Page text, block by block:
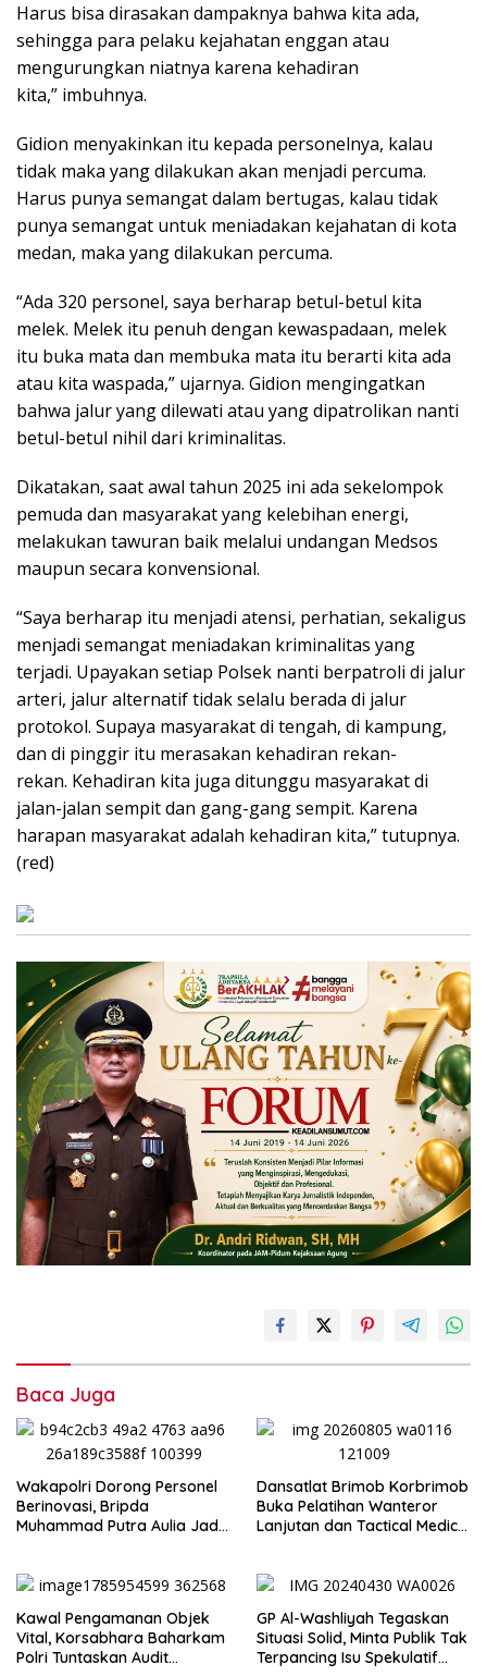
Harus bisa dirasakan dampaknya bahwa kita ada,
sehingga para pelaku kejahatan enggan atau
mengurungkan niatnya karena kehadiran
kita,” imbuhnya.
Gidion menyakinkan itu kepada personelnya, kalau
tidak maka yang dilakukan akan menjadi percuma.
Harus punya semangat dalam bertugas, kalau tidak
punya semangat untuk meniadakan kejahatan di kota
medan, maka yang dilakukan percuma.
“Ada 320 personel, saya berharap betul-betul kita
melek. Melek itu penuh dengan kewaspadaan, melek
itu buka mata dan membuka mata itu berarti kita ada
atau kita waspada,” ujarnya. Gidion mengingatkan
bahwa jalur yang dilewati atau yang dipatrolikan nanti
betul-betul nihil dari kriminalitas.
Dikatakan, saat awal tahun 2025 ini ada sekelompok
pemuda dan masyarakat yang kelebihan energi,
melakukan tawuran baik melalui undangan Medsos
maupun secara konvensional.
“Saya berharap itu menjadi atensi, perhatian, sekaligus
menjadi semangat meniadakan kriminalitas yang
terjadi. Upayakan setiap Polsek nanti berpatroli di jalur
arteri, jalur alternatif tidak selalu berada di jalur
protokol. Supaya masyarakat di tengah, di kampung,
dan di pinggir itu merasakan kehadiran rekan-
rekan. Kehadiran kita juga ditunggu masyarakat di
jalan-jalan sempit dan gang-gang sempit. Karena
harapan masyarakat adalah kehadiran kita,” tutupnya.
(red)
Baca Juga
Wakapolri Dorong Personel
Berinovasi, Bripda
Muhammad Putra Aulia Jadi
Dansatlat Brimob Korbrimob
Buka Pelatihan Wanteror
Lanjutan dan Tactical Medic
Kawal Pengamanan Objek
Vital, Korsabhara Baharkam
Polri Tuntaskan Audit
GP Al-Washliyah Tegaskan
Situasi Solid, Minta Publik Tak
Terpancing Isu Spekulatif